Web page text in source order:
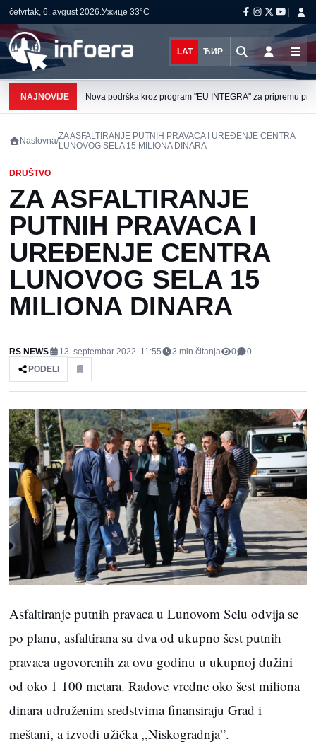
četvrtak, 6. avgust 2026.Ужице 33°C
LAT ЋИР
NAJNOVIJE Nova podrška kroz program "EU INTEGRA" za pripremu
Naslovna/ZA ASFALTIRANJE PUTNIH PRAVACA I UREĐENJE CENTRA
LUNOVOG SELA 15 MILIONA DINARA
DRUŠTVO
ZA ASFALTIRANJE
PUTNIH PRAVACA I
UREĐENJE CENTRA
LUNOVOG SELA 15
MILIONA DINARA
RS NEWS 13. septembar 2022. 11:55 3 min čitanja 0
0
PODELI
Asfaltiranje putnih pravaca u Lunovom Selu odvija se
po planu, asfaltirana su dva od ukupno šest putnih
pravaca ugovorenih za ovu godinu u ukupnoj dužini
od oko 1 100 metara. Radove vredne oko šest miliona
dinara udruženim sredstvima finansiraju Grad i
meštani, a izvodi užička ,,Niskogradnja”.